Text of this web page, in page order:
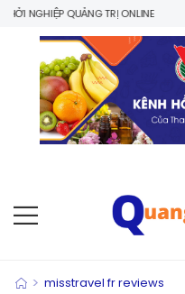
NGHIỆP QUẢNG TRỊ ONLINE
> misstravel fr reviews